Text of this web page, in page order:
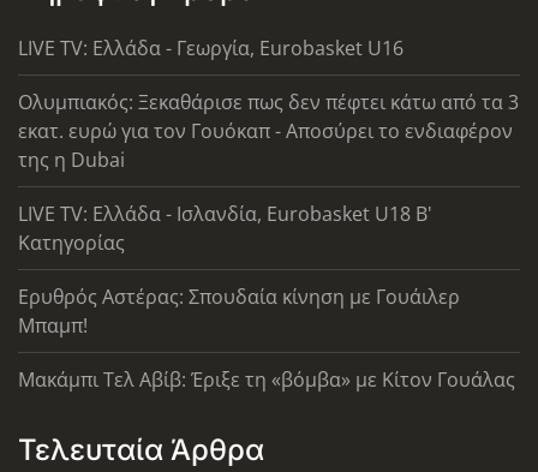
LIVE TV: Ελλάδα - Γεωργία, Eurobasket U16
Ολυμπιακός: Ξεκαθάρισε πως δεν πέφτει κάτω από τα 3
εκατ. ευρώ για τον Γουόκαπ - Αποσύρει το ενδιαφέρον
της η Dubai
LIVE TV: Ελλάδα - Ισλανδία, Eurobasket U18 Β'
Κατηγορίας
Ερυθρός Αστέρας: Σπουδαία κίνηση με Γουάιλερ
Μπαμπ!
Μακάμπι Τελ Αβίβ: Έριξε τη «βόμβα» με Κίτον Γουάλας
Τελευταία Άρθρα